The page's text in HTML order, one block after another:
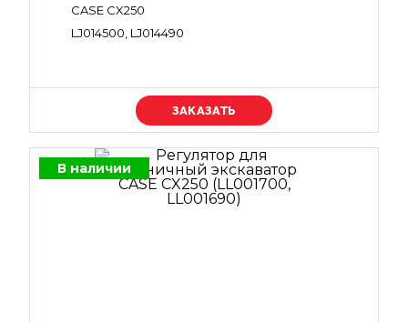
CASE CX250
LJ014500, LJ014490
Уточняйте цену
В наличии